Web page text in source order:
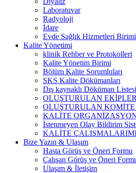
Laboratuvar
Radyoloji
İdare
Evde Sağlık Hizmetleri Birimi
Kalite Yönetimi
klinik Rehber ve Protokolleri
Kalite Yönetim Birimi
Bölüm Kalite Sorumluları
SKS Kalite Dökümanları
Dış kaynaklı Döküman Listesi
OLUŞTURULAN
OLUŞTURULAN
KALİTE
İstenmeyen Olay Bildirim
KALİTE
Bize Yazın & Ulaşım
Hasta Görüş ve Öneri Formu
Çalışan Görüş ve Öneri
Ulaşım & İletişim